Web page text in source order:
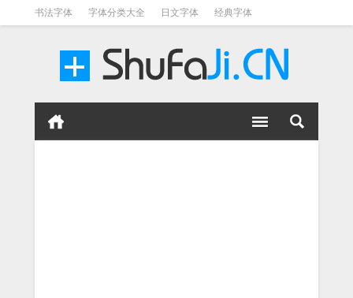
书法字体 字体分类大全 日文字体 经典字体